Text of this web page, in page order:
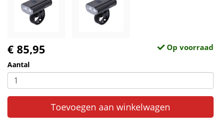
€ 85,95 Op voorraad
Aantal
Toevoegen aan winkelwagen